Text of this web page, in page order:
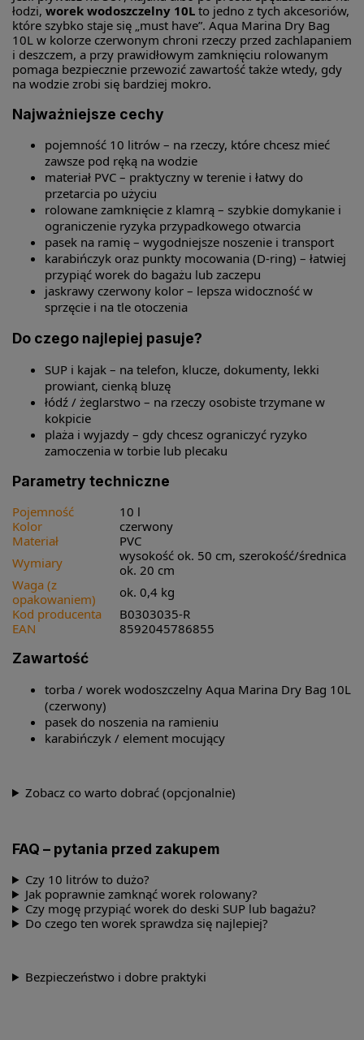
łodzi, worek wodoszczelny 10L to jedno z tych akcesoriów,
które szybko staje się „must have”. Aqua Marina Dry Bag
10L w kolorze czerwonym chroni rzeczy przed zachlapaniem
i deszczem, a przy prawidłowym zamknięciu rolowanym
pomaga bezpiecznie przewozić zawartość także wtedy, gdy
na wodzie zrobi się bardziej mokro.
Najważniejsze cechy
pojemność 10 litrów – na rzeczy, które chcesz mieć
zawsze pod ręką na wodzie
materiał PVC – praktyczny w terenie i łatwy do
przetarcia po użyciu
rolowane zamknięcie z klamrą – szybkie domykanie i
ograniczenie ryzyka przypadkowego otwarcia
pasek na ramię – wygodniejsze noszenie i transport
karabińczyk oraz punkty mocowania (D-ring) – łatwiej
przypiąć worek do bagażu lub zaczepu
jaskrawy czerwony kolor – lepsza widoczność w
sprzęcie i na tle otoczenia
Do czego najlepiej pasuje?
SUP i kajak – na telefon, klucze, dokumenty, lekki
prowiant, cienką bluzę
łódź / żeglarstwo – na rzeczy osobiste trzymane w
kokpicie
plaża i wyjazdy – gdy chcesz ograniczyć ryzyko
zamoczenia w torbie lub plecaku
Parametry techniczne
Pojemność
10 l
Kolor
czerwony
Materiał
PVC
Wymiary
wysokość ok. 50 cm, szerokość/średnica
ok. 20 cm
Waga (z
opakowaniem)
ok. 0,4 kg
Kod producenta
B0303035-R
EAN
8592045786855
Zawartość
torba / worek wodoszczelny Aqua Marina Dry Bag 10L
(czerwony)
pasek do noszenia na ramieniu
karabińczyk / element mocujący
Zobacz co warto dobrać (opcjonalnie)
FAQ – pytania przed zakupem
Czy 10 litrów to dużo?
Jak poprawnie zamknąć worek rolowany?
Czy mogę przypiąć worek do deski SUP lub bagażu?
Do czego ten worek sprawdza się najlepiej?
Bezpieczeństwo i dobre praktyki